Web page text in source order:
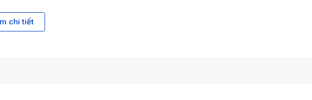
chi tiết